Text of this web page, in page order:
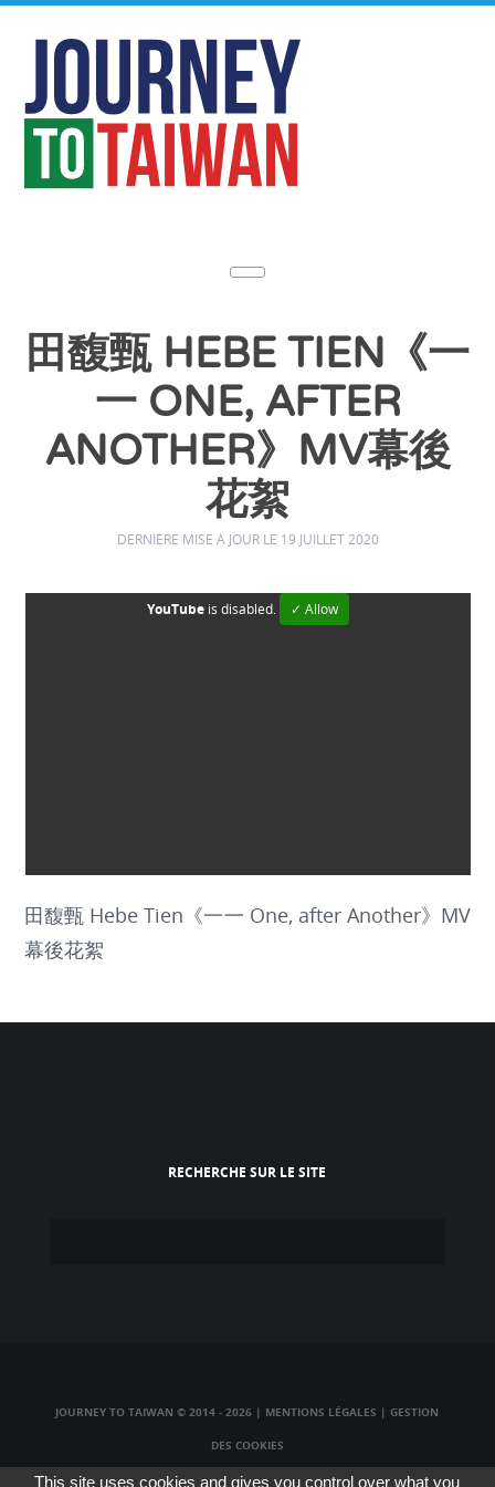
田馥甄 HEBE TIEN《一
一 ONE, AFTER
ANOTHER》MV幕後
花絮
DERNIÈRE MISE À JOUR LE 19 JUILLET 2020
YouTubeis disabled. ✓ Allow
田馥甄 Hebe Tien《一一 One, after Another》MV
幕後花絮
RECHERCHE SUR LE SITE
JOURNEY TO TAIWAN © 2014 - 2026 | MENTIONS LÉGALES |GESTION
DES COOKIES
TAIWAN TV LIVE|TAIWAN RADIO LIVE|TAIWAN WEBCAM LIVE
This site uses cookies and gives you control over what you